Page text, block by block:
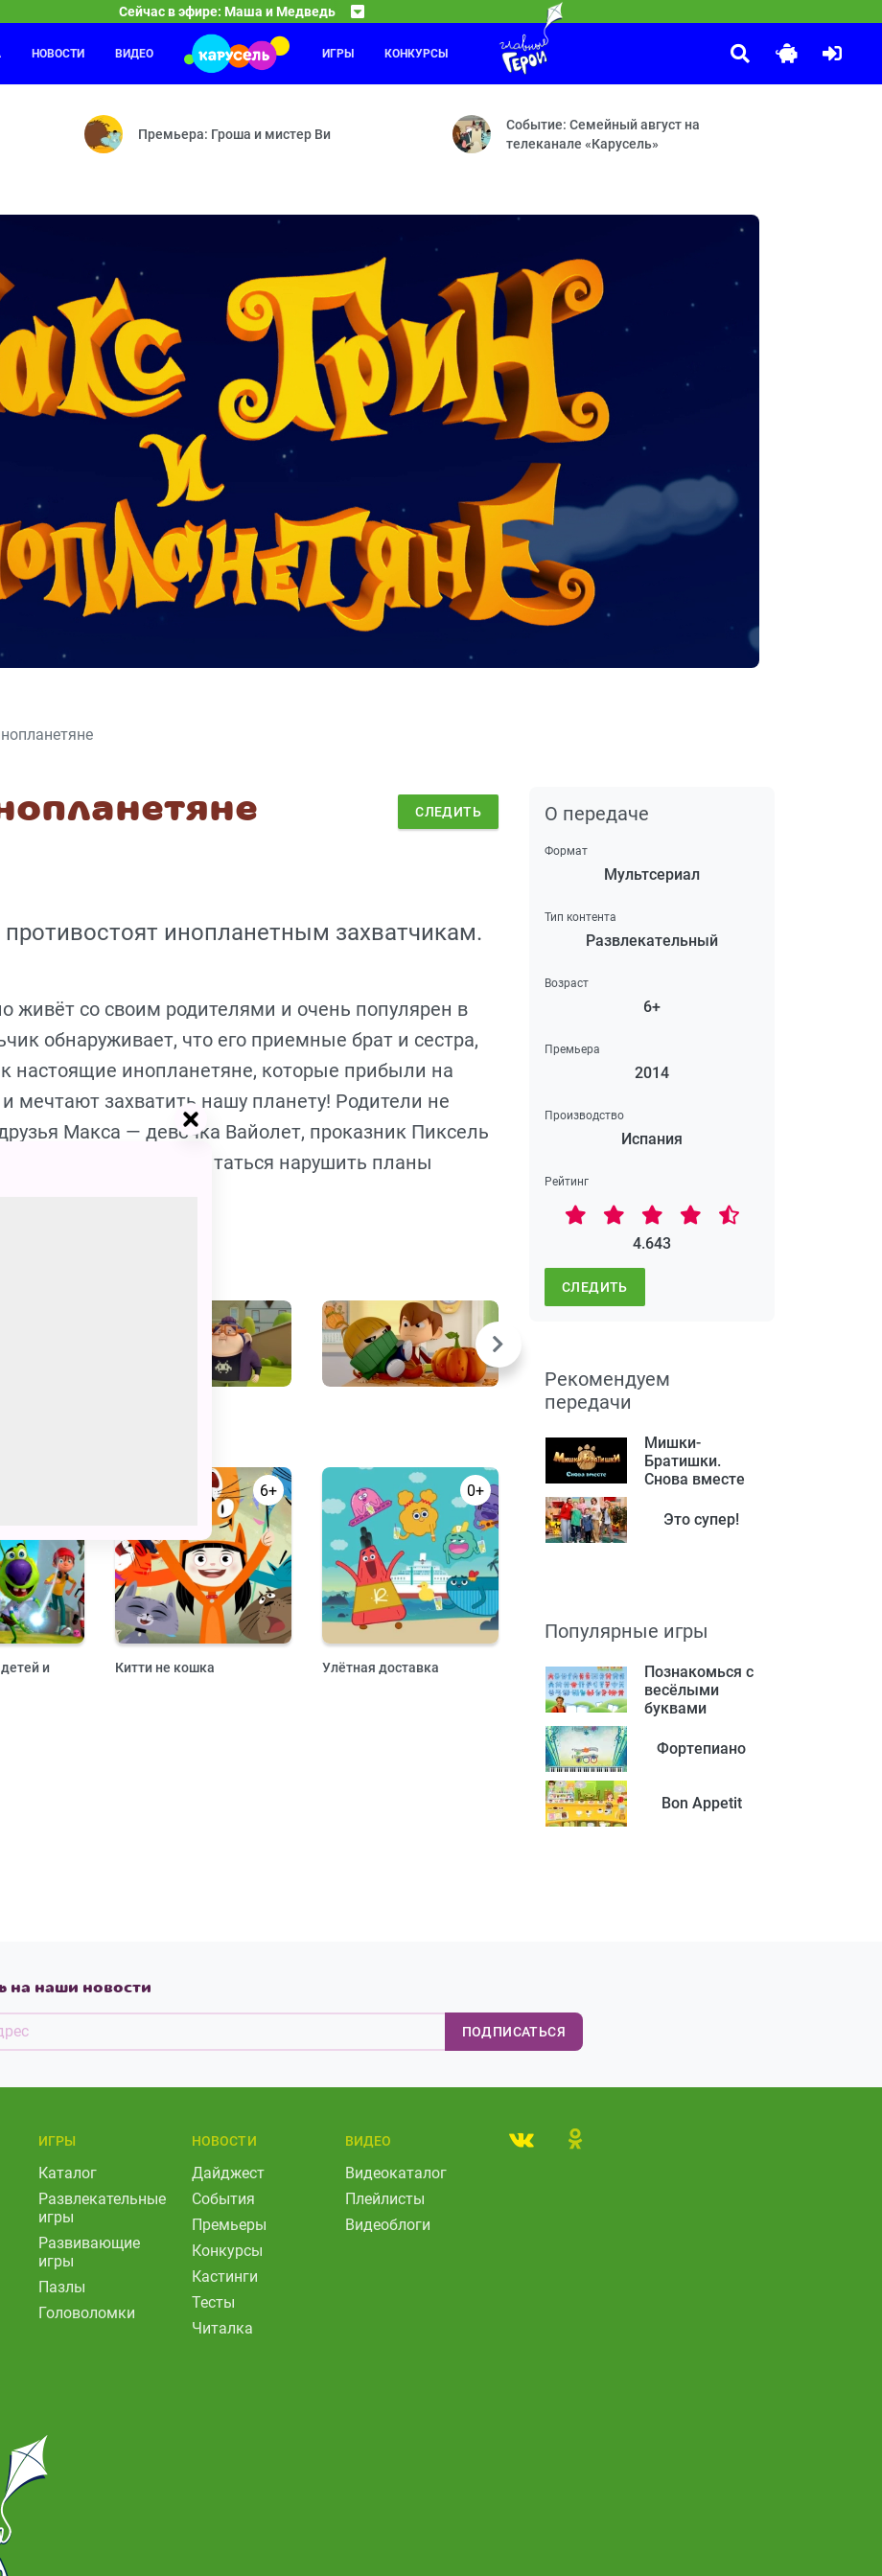
Сейчас в эфире: Маша и Медведь
тонах — Званый гость — Бум-бум-барашек — Аттракцион — Тайное общество секретных помощников — День творчества — Лимонная
Смешарики
Принц для Нюши — Двигатель прогресса — Как здорово сочинять стихи — Парашют — Каникулы Биби — Полёты во
Оранжевая корова
Средние века — Розыгрыш — Грабли — Робот — Сонные
НОВОСТИ ВИДЕО ИГРЫ КОНКУРСЫ
Премьера: Гроша и мистер Ви
Событие: Семейный август на
телеканале «Карусель»
СЛЕДИТЬ
инопланетным захватчикам.
живёт со своим родителями и очень популярен в
обнаруживает, что его приемные брат и сестра,
настоящие инопланетяне, которые прибыли на
мечтают захватить нашу планету! Родители не
Макса — девочка Вайолет, проказник Пиксель
разобраться и попытаться нарушить планы
и
6+
Китти не кошка
0+
Улётная доставка
О передаче
Формат
Мультсериал
Тип контента
Развлекательный
Возраст
6+
Премьера
2014
Производство
Испания
Рейтинг
4.643
СЛЕДИТЬ
Рекомендуем
передачи
Мишки-
Братишки.
Снова вместе
Это супер!
Популярные игры
Познакомься с
весёлыми
буквами
Фортепиано
Bon Appetit
на наши новости
ПОДПИСАТЬСЯ
ИГРЫ
Каталог
Развлекательные
игры
Развивающие
игры
Пазлы
Головоломки
НОВОСТИ
Дайджест
События
Премьеры
Конкурсы
Кастинги
Тесты
Читалка
ВИДЕО
Видеокаталог
Плейлисты
Видеоблоги